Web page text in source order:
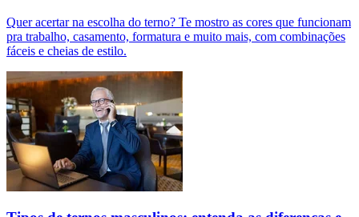
Quer acertar na escolha do terno? Te mostro as cores que funcionam
pra trabalho, casamento, formatura e muito mais, com combinações
fáceis e cheias de estilo.